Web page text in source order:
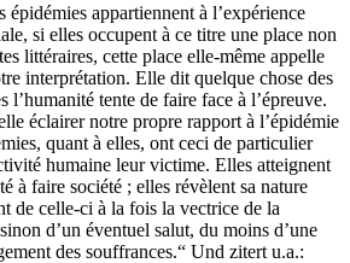
appartiennent à l’expérience
si elles occupent à ce titre une place non
littéraires, cette place elle-même appelle
interprétation. Elle dit quelque chose des
l’humanité tente de faire face à l’épreuve.
éclairer notre propre rapport à l’épidémie
quant à elles, ont ceci de particulier
humaine leur victime. Elles atteignent
à faire société ; elles révèlent sa nature
de celle-ci à la fois la vectrice de la
d’un éventuel salut, du moins d’une
des souffrances.“ Und zitert u.a.: